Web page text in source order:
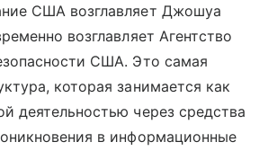
США возглавляет Джошуа
возглавляет Агентство
США. Это самая
которая занимается как
деятельностью через средства
в информационные